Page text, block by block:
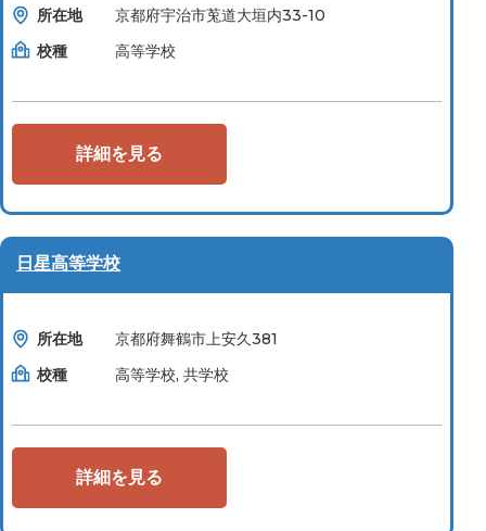
所在地
京都府宇治市莵道大垣内33-10
校種
高等学校
詳細を見る
日星高等学校
所在地
京都府舞鶴市上安久381
校種
高等学校, 共学校
詳細を見る